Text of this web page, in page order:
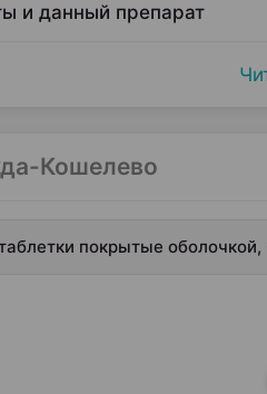
и данный препарат
Кошелево
покрытые